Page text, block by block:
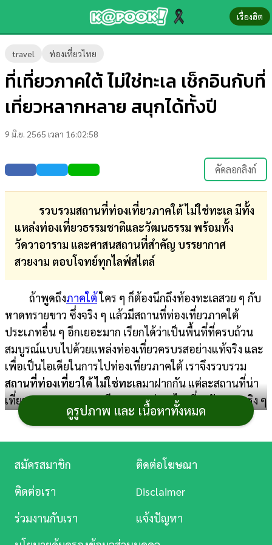
เรื่องฮิต
travel ท่องเที่ยวไทย
ที่เที่ยวภาคใต้ ไม่ใช่ทะเล เช็กอินกับที่
เที่ยวหลากหลาย สนุกได้ทั้งปี
9 มิ.ย. 2565 เวลา 16:02:58
คัดลอกลิงก์
รวบรวมสถานที่ท่องเที่ยวภาคใต้ ไม่ใช่ทะเล มีทั้ง
แหล่งท่องเที่ยวธรรมชาติและวัฒนธรรม พร้อมทั้ง
วัดวาอาราม และศาสนสถานที่สำคัญ บรรยากาศ
สวยงาม ตอบโจทย์ทุกไลฟ์สไตล์
ถ้าพูดถึงภาคใต้ใคร ๆ ก็ต้องนึกถึงท้องทะเลสวย ๆ กับ
หาดทรายขาว ซึ่งจริง ๆ แล้วมีสถานที่ท่องเที่ยวภาคใต้
ประเภทอื่น ๆ อีกเยอะมาก เรียกได้ว่าเป็นพื้นที่ที่ครบถ้วน
สมบูรณ์แบบไปด้วยแหล่งท่องเที่ยวครบรสอย่างแท้จริง และ
เพื่อเป็นไอเดียในการไปท่องเที่ยวภาคใต้ เราจึงรวบรวม
สถานที่ท่องเที่ยวใต้ ไม่ใช่ทะเลมาฝากกัน แต่ละสถานที่น่า
เที่ยวมาก ๆ บรรยากาศดี เหมาะแก่การไปเที่ยววันหยุดจริง ๆ
นะ จะมีที่ไหนบ้าง ไปดูกัน
1. อุทยานแห่งชาติกุยบุรี จังหวัดประจวบคีรีขันธ์
ผืนป่าขนาดใหญ่ของจังหวัดประจวบคีรีขันธ์
ครอบคลุมพื้นที่กว่า 605,625 ไร่ เต็มไปด้วยพืชพรรณและ
โดยสัตว์ที่มีความน่าสนใจมากที่สุดคือช้างและกระทิง โดยจะ
มีการจัดกิจกรรมพาไปชมช้างป่าและฝูงกระทิงอยู่เป็น
ดูรูปภาพ และ เนื้อหาทั้งหมด
ข่าว-
ความ
รู้
บันเทิง
ตรวจ
ผล
บอล
สด
การ
เงิน
การ
ศึกษา
บันเทิง
ดู
Music
สมัครสมาชิก
ติดต่อโฆษณา
ติดต่อเรา
Disclaimer
ร่วมงานกับเรา
แจ้งปัญหา